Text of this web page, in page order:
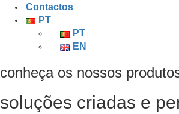
Contactos
PT
PT
EN
conheça os nossos
soluções criadas e